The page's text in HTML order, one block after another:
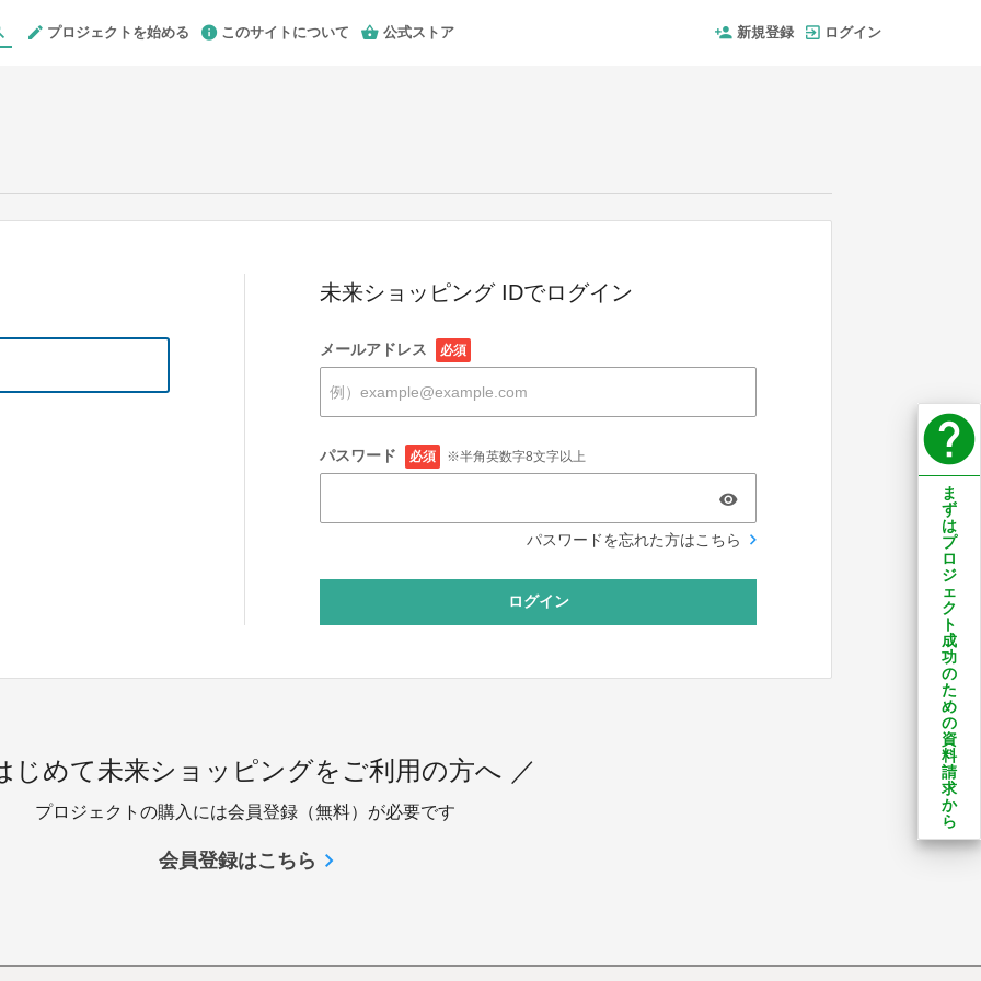
プロジェクトを始める このサイトについて 公式ストア 新規登録 ログイン
未来ショッピング IDでログイン
メールアドレス 必須
パスワード 必須 ※半角英数字8文字以上
パスワードを忘れた方はこちら
ログイン
じめて未来ショッピングをご利用の方へ ／
プロジェクトの購入には会員登録（無料）が必要です
会員登録はこちら
help
ま
ず
は
プ
ロ
ジ
ェ
ク
ト
成
功
の
た
め
の
資
料
請
求
か
ら